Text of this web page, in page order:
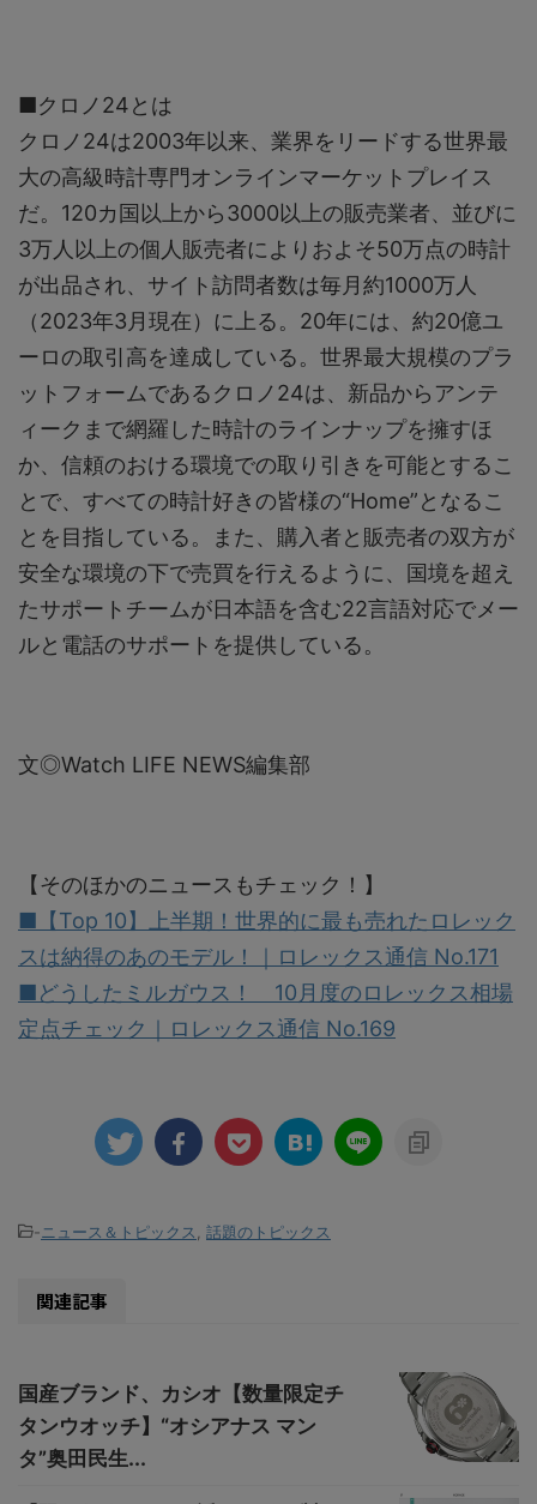
■クロノ24とは
クロノ24は2003年以来、業界をリードする世界最
大の高級時計専門オンラインマーケットプレイス
だ。120カ国以上から3000以上の販売業者、並びに
3万人以上の個人販売者によりおよそ50万点の時計
が出品され、サイト訪問者数は毎月約1000万人
（2023年3月現在）に上る。20年には、約20億ユ
ーロの取引高を達成している。世界最大規模のプラ
ットフォームであるクロノ24は、新品からアンテ
ィークまで網羅した時計のラインナップを擁すほ
か、信頼のおける環境での取り引きを可能とするこ
とで、すべての時計好きの皆様の“Home”となるこ
とを目指している。また、購入者と販売者の双方が
安全な環境の下で売買を行えるように、国境を超え
たサポートチームが日本語を含む22言語対応でメー
ルと電話のサポートを提供している。
文◎Watch LIFE NEWS編集部
【そのほかのニュースもチェック！】
■【Top 10】上半期！世界的に最も売れたロレック
スは納得のあのモデル！｜ロレックス通信 No.171
■どうしたミルガウス！ 10月度のロレックス相場
定点チェック｜ロレックス通信 No.169
- ニュース＆トピックス 話題のトピックス
関連記事
国産ブランド、カシオ【数量限定チ
タンウオッチ】“オシアナス マン
タ”奥田民生...